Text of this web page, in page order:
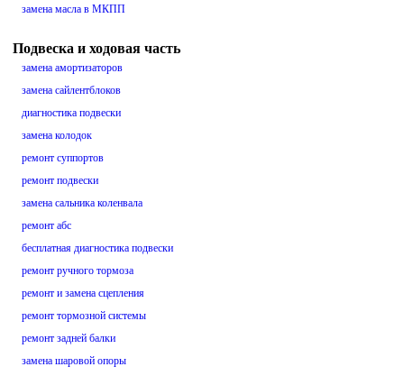
замена масла в МКПП
Подвеска и ходовая часть
замена амортизаторов
замена сайлентблоков
диагностика подвески
замена колодок
ремонт суппортов
ремонт подвески
замена сальника коленвала
ремонт абс
бесплатная диагностика подвески
ремонт ручного тормоза
ремонт и замена сцепления
ремонт тормозной системы
ремонт задней балки
замена шаровой опоры